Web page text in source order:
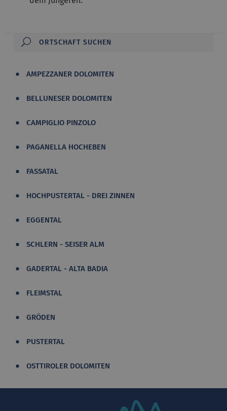
AMPEZZANER DOLOMITEN
BELLUNESER DOLOMITEN
CAMPIGLIO PINZOLO
PAGANELLA HOCHEBEN
FASSATAL
HOCHPUSTERTAL - DREI ZINNEN
EGGENTAL
SCHLERN - SEISER ALM
GADERTAL - ALTA BADIA
FLEIMSTAL
GRÖDEN
PUSTERTAL
OSTTIROLER DOLOMITEN